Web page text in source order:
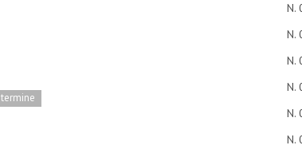
termine
N.
N.
N.
N.
N.
N.